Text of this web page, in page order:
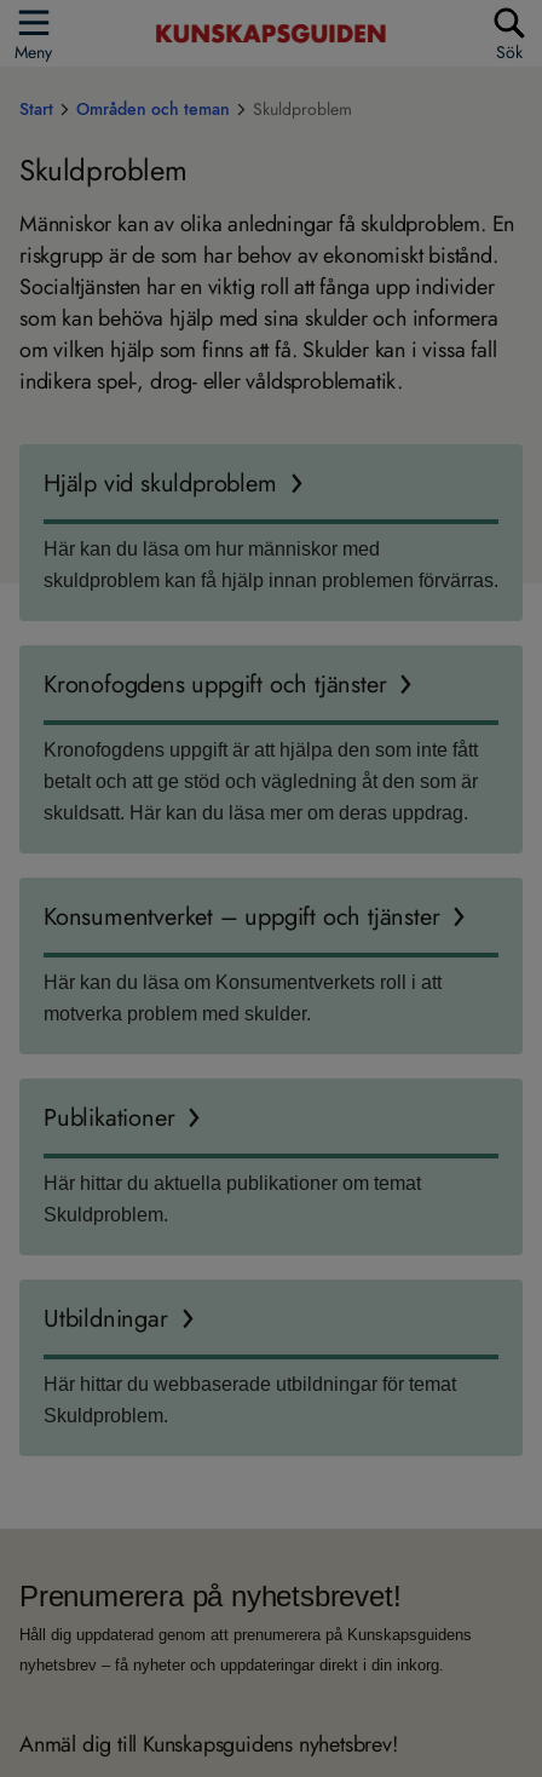
Meny Sök
Start Områden och teman Skuldproblem
Skuldproblem
Människor kan av olika anledningar få skuldproblem. En
riskgrupp är de som har behov av ekonomiskt bistånd.
Socialtjänsten har en viktig roll att fånga upp individer
som kan behöva hjälp med sina skulder och informera
om vilken hjälp som finns att få. Skulder kan i vissa fall
indikera spel-, drog- eller våldsproblematik.
Hjälp vid skuldproblem
Här kan du läsa om hur människor med
skuldproblem kan få hjälp innan problemen förvärras.
Kronofogdens uppgift och tjänster
Kronofogdens uppgift är att hjälpa den som inte fått
betalt och att ge stöd och vägledning åt den som är
skuldsatt. Här kan du läsa mer om deras uppdrag.
Konsumentverket – uppgift och tjänster
Här kan du läsa om Konsumentverkets roll i att
motverka problem med skulder.
Publikationer
Här hittar du aktuella publikationer om temat
Skuldproblem.
Utbildningar
Här hittar du webbaserade utbildningar för temat
Skuldproblem.
Prenumerera på nyhetsbrevet!
Håll dig uppdaterad genom att prenumerera på Kunskapsguidens
nyhetsbrev – få nyheter och uppdateringar direkt i din inkorg.
Anmäl dig till Kunskapsguidens nyhetsbrev!